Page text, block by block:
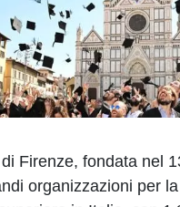
di Firenze, fondata nel
organizzazioni per